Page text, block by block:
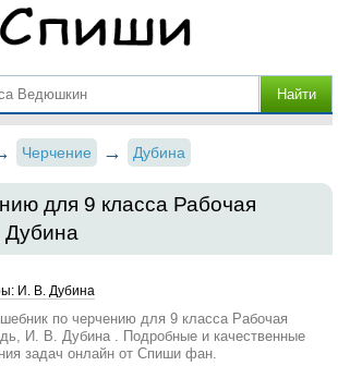
Черчение Дубина
для 9 класса Рабочая
Дубина
И. В. Дубина
по черчению для 9 класса Рабочая
И. В. Дубина . Подробные и качественные
задач онлайн от Спиши фан.